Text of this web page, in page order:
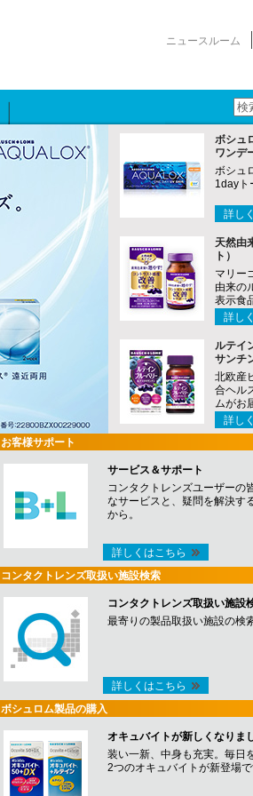
ニュースルーム
ボシュ
ワンデ
ボシュ
1dayト
詳し
天然由
ト）
マリー
由来の
表示食
詳し
ルテイ
サンチ
北欧産
合ヘル
ムがお
詳し
お客様サポート
サービス＆サポート
コンタクトレンズユーザーの
なサービスと、疑問を解決す
から。
詳しくはこちら
コンタクトレンズ取扱い施設検索
コンタクトレンズ取扱い施設
最寄りの製品取扱い施設の検
詳しくはこちら
ボシュロム製品の購入
オキュバイトが新しくなりま
装い一新、中身も充実。毎日
2つのオキュバイトが新登場で